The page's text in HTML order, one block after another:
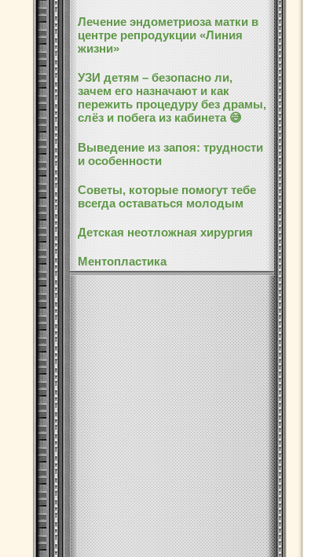
Лечение эндометриоза матки в
центре репродукции «Линия
жизни»
УЗИ детям – безопасно ли,
зачем его назначают и как
пережить процедуру без драмы,
слёз и побега из кабинета 😅
Выведение из запоя: трудности
и особенности
Советы, которые помогут тебе
всегда оставаться молодым
Детская неотложная хирургия
Ментопластика